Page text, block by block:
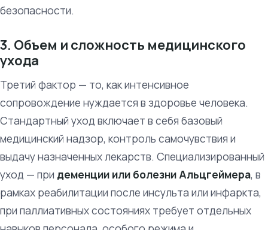
безопасности.
3. Объем и сложность медицинского
ухода
Третий фактор — то, как интенсивное
сопровождение нуждается в здоровье человека.
Стандартный уход включает в себя базовый
медицинский надзор, контроль самочувствия и
выдачу назначенных лекарств. Специализированный
уход — при деменции или болезни Альцгеймера, в
рамках реабилитации после инсульта или инфаркта,
при паллиативных состояниях требует отдельных